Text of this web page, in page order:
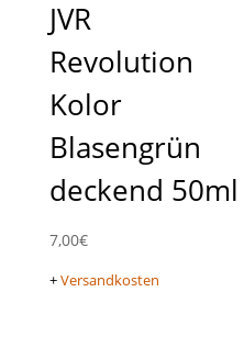
JVR
Revolution
Kolor
Blasengrün
deckend 50ml
7,00€
+Versandkosten